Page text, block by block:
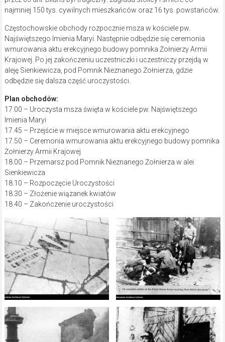
najmniej 150 tys. cywilnych mieszkańców oraz 16 tys. powstańców.
Częstochowskie obchody rozpocznie msza w kościele pw.
Najświętszego Imienia Maryi. Następnie odbędzie się ceremonia
wmurowania aktu erekcyjnego budowy pomnika Żołnierzy Armii
Krajowej. Po jej zakończeniu uczestniczki i uczestniczy przejdą w
aleję Sienkiewicza, pod Pomnik Nieznanego Żołnierza, gdzie
odbędzie się dalsza część uroczystości.
Plan obchodów:
17.00 – Uroczysta msza święta w kościele pw. Najświętszego
Imienia Maryi
17.45 – Przejście w miejsce wmurowania aktu erekcyjnego
17.50 – Ceremonia wmurowania aktu erekcyjnego budowy pomnika
Żołnierzy Armii Krajowej
18.00 – Przemarsz pod Pomnik Nieznanego Żołnierza w alei
Sienkiewicza
18.10 – Rozpoczęcie Uroczystości
18.30 – Złożenie wiązanek kwiatów
18.40 – Zakończenie uroczystości